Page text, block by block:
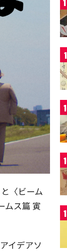
〈ビーム
ムス篇 寅
イデアソ